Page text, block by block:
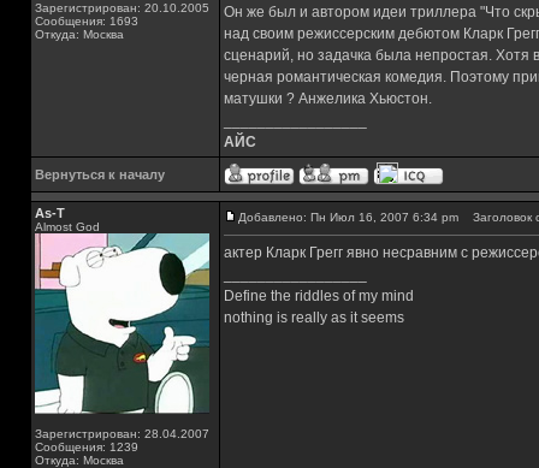
Зарегистрирован: 20.10.2005
Сообщения: 1693
Откуда: Москва
Он же был и автором идеи триллера "Что
над своим режиссерским дебютом Кларк
сценарий, но задачка была непростая. Хотя
черная романтическая комедия. Поэтому
матушки ? Анжелика Хьюстон.
АЙС
Вернуться к началу
As-T
Almost God
Зарегистрирован: 28.04.2007
Сообщения: 1239
Откуда: Москва
Добавлено: Пн Июл 16, 2007 6:34 pm Заголовок
актер Кларк Грегг явно несравним с
Define the riddles of my mind
nothing is really as it seems